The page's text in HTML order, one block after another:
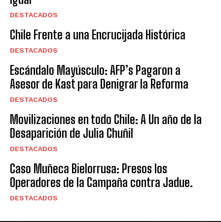
DESTACADOS
Chile Frente a una Encrucijada Histórica
DESTACADOS
Escándalo Mayúsculo: AFP’s Pagaron a
Asesor de Kast para Denigrar la Reforma
DESTACADOS
Movilizaciones en todo Chile: A Un año de la
Desaparición de Julia Chuñil
DESTACADOS
Caso Muñeca Bielorrusa: Presos los
Operadores de la Campaña contra Jadue.
DESTACADOS